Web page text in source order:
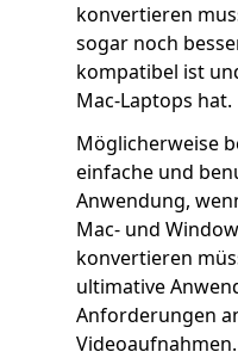
konvertieren
sogar noch
kompatibel ist
Mac-Laptops hat.
Möglicherweise
einfache und
Anwendung,
Mac- und
konvertieren
ultimative
Anforderungen